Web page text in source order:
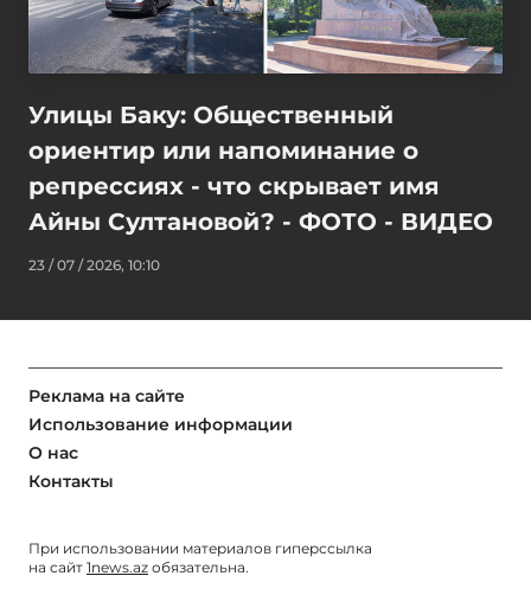
Улицы Баку: Общественный
ориентир или напоминание о
репрессиях - что скрывает имя
Айны Султановой? - ФОТО - ВИДЕО
23 / 07 / 2026, 10:10
Реклама на сайте
Использование информации
О нас
Контакты
При использовании материалов гиперссылка
на сайт 1news.az обязательна.